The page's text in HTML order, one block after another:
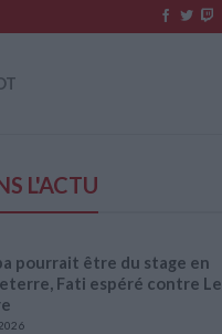
L'ACTU
pourrait être du stage en
Fati espéré contre Le